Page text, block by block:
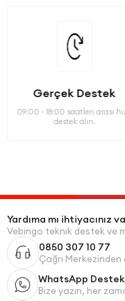
Gerçek Destek
09:00 - 18:00 saatleri arası
destek alın.
Yardıma mı ihtiyacınız
Vebingo teknik destek ve
0850 307 10 77
Çağrı Merkezinden
WhatsApp Destek
Bize yazın, her